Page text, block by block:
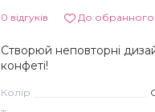
0 відгуків До обранного
Створюй неповторні
конфеті!
Колір